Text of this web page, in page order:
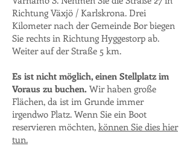
Richtung Växjö / Karlskrona. Drei
Kilometer nach der Gemeinde Bor biegen
Sie rechts in Richtung Hyggestorp ab.
Weiter auf der Straße 5 km.
Es ist nicht möglich, einen Stellplatz im
Voraus zu buchen. Wir haben große
Flächen, da ist im Grunde immer
irgendwo Platz. Wenn Sie ein Boot
reservieren möchten, können Sie dies hier
tun.